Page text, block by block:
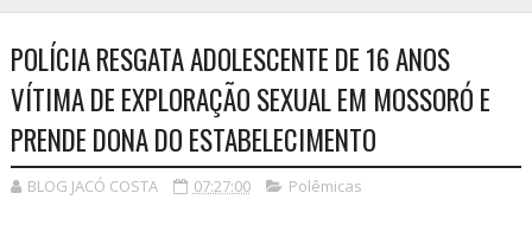
POLÍCIA RESGATA ADOLESCENTE DE 16 ANOS
VÍTIMA DE EXPLORAÇÃO SEXUAL EM MOSSORÓ E
PRENDE DONA DO ESTABELECIMENTO
BLOG JACÓ COSTA 07:27:00 Polêmicas